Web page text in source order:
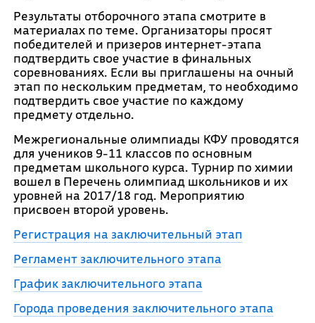
Результаты отборочного этапа смотрите в
материалах по теме. Организаторы просят
победителей и призеров интернет-этапа
подтвердить свое участие в финальных
соревнованиях. Если вы приглашены на очный
этап по нескольким предметам, то необходимо
подтвердить свое участие по каждому
предмету отдельно.
Межрегиональные олимпиады КФУ проводятся
для учеников 9-11 классов по основным
предметам школьного курса. Турнир по химии
вошел в Перечень олимпиад школьников и их
уровней на 2017/18 год. Мероприятию
присвоен второй уровень.
Регистрация на заключительный этап
Регламент заключительного этапа
График заключительного этапа
Города проведения заключительного этапа